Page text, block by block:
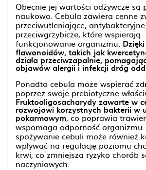
Obecnie jej wartości odżywcze są
naukowo. Cebula zawiera cenne
przeciwutleniające,
przeciwgrzybicze, które wspierają
funkcjonowanie organizmu.
flawonoidów, takich jak
działa przeciwzapalnie,
objawów alergii i infekcji dróg
Ponadto cebula może wspierać
poprzez swoje prebiotyczne
Fruktooligosacharydy zawarte w
rozwojowi korzystnych bakterii w
pokarmowym, co poprawia
wspomaga odporność
spożywanie cebuli może również
wpływać na regulację poziomu
krwi, co zmniejsza ryzyko chorób
naczyniowych.